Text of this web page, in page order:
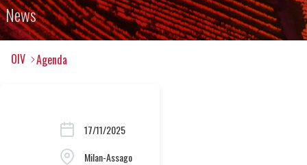
News
OIV Agenda
17/11/2025
Milan-Assago